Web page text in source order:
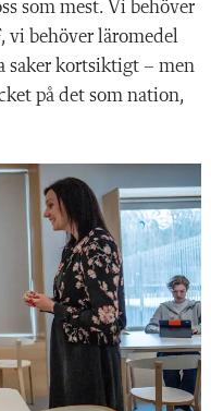
som mest. Vi behöver
vi behöver läromedel
saker kortsiktigt – men
på det som nation,